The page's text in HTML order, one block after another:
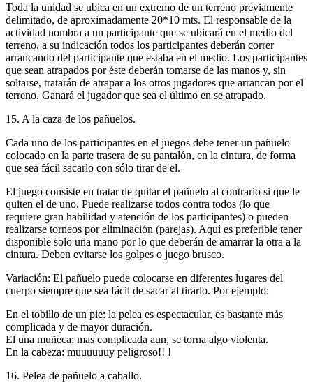
Toda la unidad se ubica en un extremo de un terreno previamente
delimitado, de aproximadamente 20*10 mts. El responsable de la
actividad nombra a un participante que se ubicará en el medio del
terreno, a su indicación todos los participantes deberán correr
arrancando del participante que estaba en el medio. Los participantes
que sean atrapados por éste deberán tomarse de las manos y, sin
soltarse, tratarán de atrapar a los otros jugadores que arrancan por el
terreno. Ganará el jugador que sea el último en se atrapado.
15. A la caza de los pañuelos.
Cada uno de los participantes en el juegos debe tener un pañuelo
colocado en la parte trasera de su pantalón, en la cintura, de forma
que sea fácil sacarlo con sólo tirar de el.
El juego consiste en tratar de quitar el pañuelo al contrario si que le
quiten el de uno. Puede realizarse todos contra todos (lo que
requiere gran habilidad y atención de los participantes) o pueden
realizarse torneos por eliminación (parejas). Aquí es preferible tener
disponible solo una mano por lo que deberán de amarrar la otra a la
cintura. Deben evitarse los golpes o juego brusco.
Variación: El pañuelo puede colocarse en diferentes lugares del
cuerpo siempre que sea fácil de sacar al tirarlo. Por ejemplo:
En el tobillo de un pie: la pelea es espectacular, es bastante más
complicada y de mayor duración.
El una muñeca: mas complicada aun, se torna algo violenta.
En la cabeza: muuuuuuy peligroso!! !
16. Pelea de pañuelo a caballo.